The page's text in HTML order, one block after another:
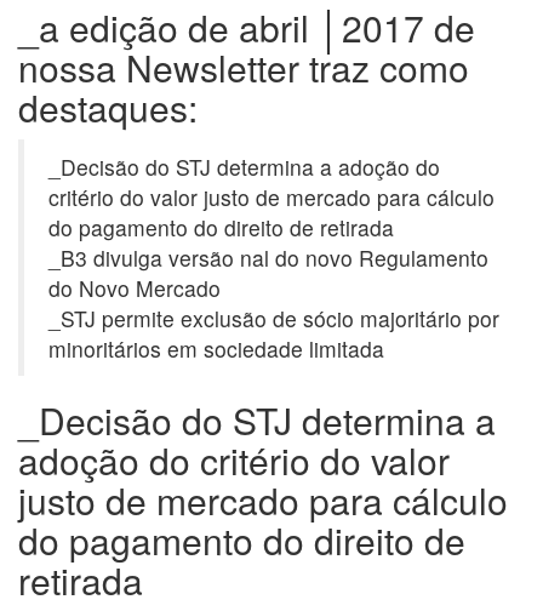
_a edição de abril │2017 de
nossa Newsletter traz como
destaques:
_Decisão do STJ determina a adoção do
critério do valor justo de mercado para cálculo
do pagamento do direito de retirada
_B3 divulga versão nal do novo Regulamento
do Novo Mercado
_STJ permite exclusão de sócio majoritário por
minoritários em sociedade limitada
_Decisão do STJ determina a
adoção do critério do valor
justo de mercado para cálculo
do pagamento do direito de
retirada